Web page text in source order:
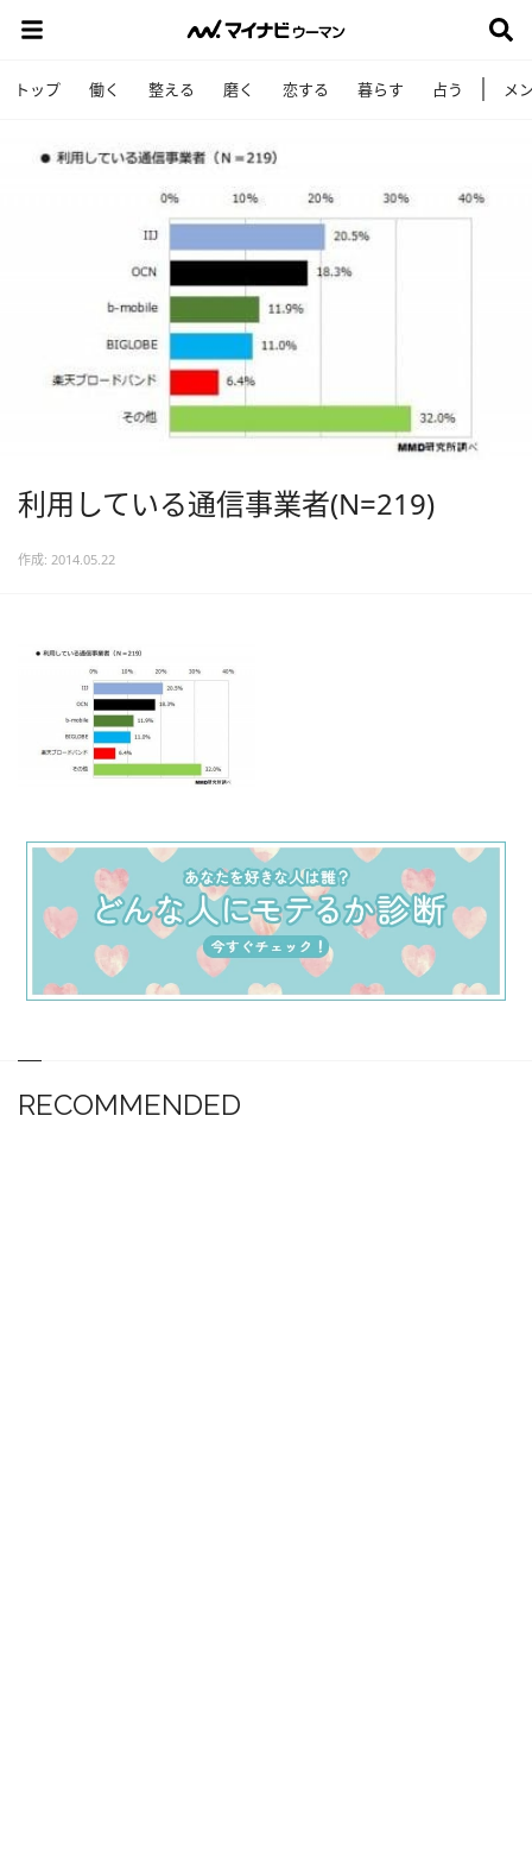
トップ 働く 整える 磨く 恋する 暮らす 占う メ
利用している通信事業者(N=219)
作成: 2014.05.22
RECOMMENDED